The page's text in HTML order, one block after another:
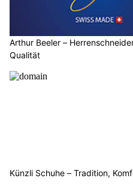
Arthur Beeler –
Qualität
Künzli Schuhe – Tradition,